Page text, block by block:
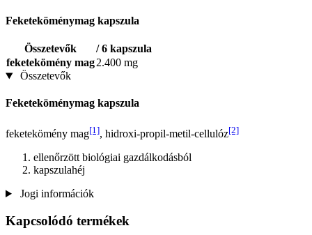
Feketeköménymag kapszula
Összetevők
/ 6 kapszula
feketekömény mag2.400 mg
Összetevők
Feketeköménymag kapszula
feketekömény mag[1], hidroxi-propil-metil-cellulóz[2]
ellenőrzött biológiai gazdálkodásból
kapszulahéj
Jogi információk
Kapcsolódó termékek